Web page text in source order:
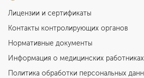
Лицензии и сертификаты
Контакты контролирующих органов
Нормативные документы
Информация о медицинских
Политика обработки персональных